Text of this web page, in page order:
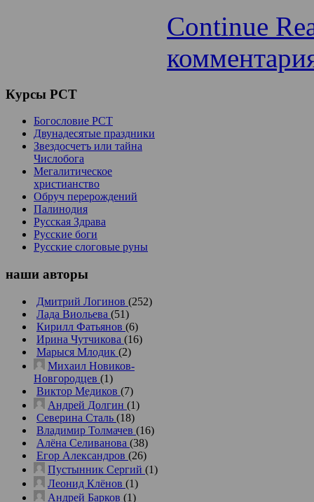
Continue
Курсы РСТ
Богословие РСТ
Двунадесятые праздники
Звездосчетъ или тайна
Числобога
Мегалитическое
христианство
Обруч перерождений
Палинодия
Русская Здрава
Русские боги
Русские слоговые руны
наши авторы
Дмитрий Логинов (252)
Лада Виольева (51)
Кирилл Фатьянов (6)
Ирина Чутчикова (16)
Марыся Млодик (2)
Михаил Новиков-
Новгородцев (1)
Виктор Медиков (7)
Андрей Долгин (1)
Северина Сталь (18)
Владимир Толмачев (16)
Алёна Селиванова (38)
Егор Александров (26)
Пустынник Сергий (1)
Леонид Клёнов (1)
Андрей Барков (1)